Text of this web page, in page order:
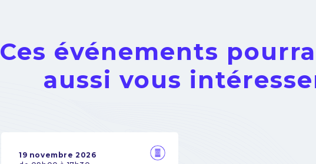
Ces événements
aussi vous
19 novembre 2026